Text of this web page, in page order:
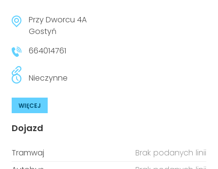
Przy Dworcu 4A
Gostyń
664014761
Nieczynne
WIĘCEJ
Dojazd
Tramwaj
Brak podanych linii